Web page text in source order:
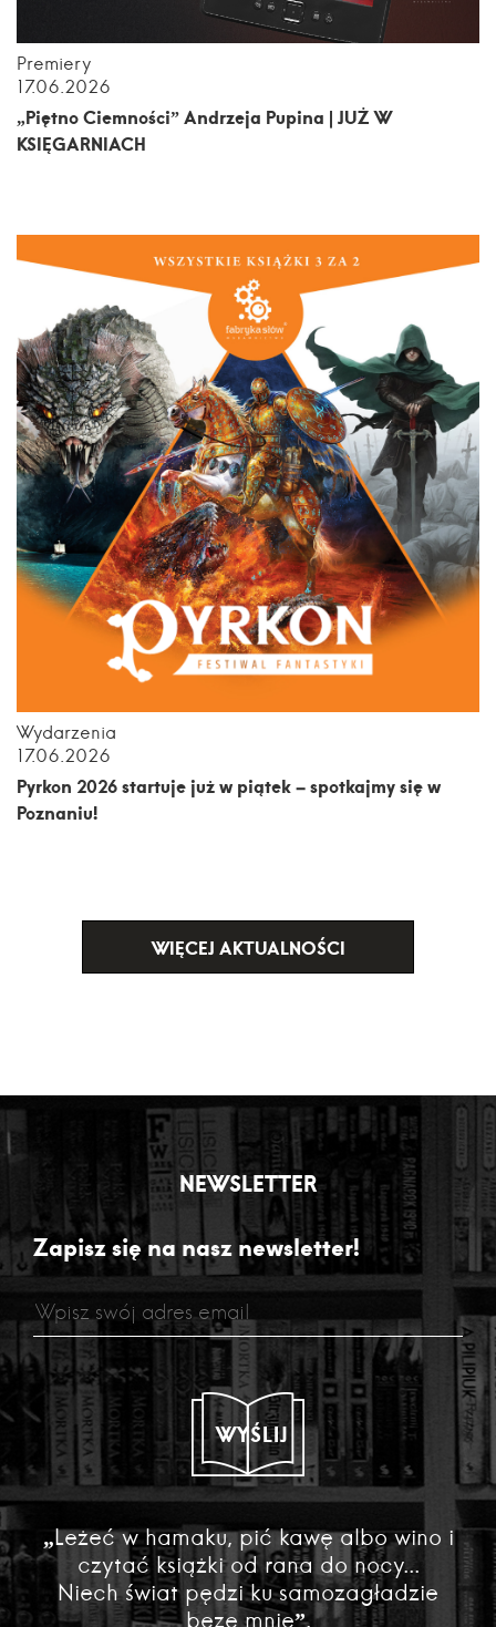
Premiery
17.06.2026
„Piętno Ciemności” Andrzeja Pupina | JUŻ W
KSIĘGARNIACH
Wydarzenia
17.06.2026
Pyrkon 2026 startuje już w piątek – spotkajmy się w
Poznaniu!
WIĘCEJ AKTUALNOŚCI
NEWSLETTER
Zapisz się na nasz newsletter!
WYŚLIJ
„Leżeć w hamaku, pić kawę albo wino i
czytać książki od rana do nocy...
Niech świat pędzi ku samozagładzie
beze mnie”.